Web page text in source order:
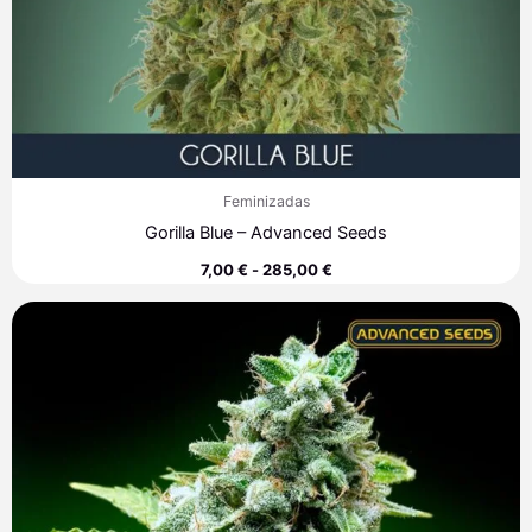
Feminizadas
Gorilla Blue – Advanced Seeds
7,00€ - 285,00€
de
precios:
desde
7,60 €
hasta
313,40 €